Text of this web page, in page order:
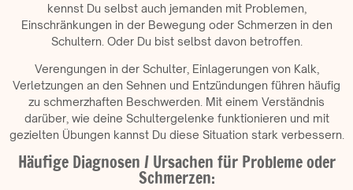
kennst Du selbst auch jemanden mit Problemen,
Einschränkungen in der Bewegung oder Schmerzen in den
Schultern. Oder Du bist selbst davon betroffen.
Verengungen in der Schulter, Einlagerungen von Kalk,
Verletzungen an den Sehnen und Entzündungen führen häufig
zu schmerzhaften Beschwerden. Mit einem Verständnis
darüber, wie deine Schultergelenke funktionieren und mit
gezielten Übungen kannst Du diese Situation stark verbessern.
Häufige Diagnosen / Ursachen für Probleme oder
Schmerzen: